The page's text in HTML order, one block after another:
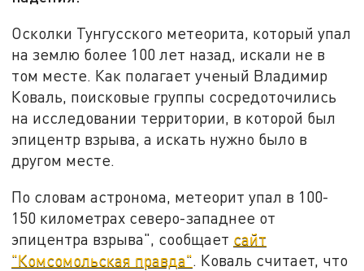
Осколки Тунгусского метеорита, который упал
на землю более 100 лет назад, искали не в
том месте. Как полагает ученый Владимир
Коваль, поисковые группы сосредоточились
на исследовании территории, в которой был
эпицентр взрыва, а искать нужно было в
другом месте.
По словам астронома, метеорит упал в 100-
150 километрах северо-западнее от
эпицентра взрыва", сообщает сайт
"Комсомольская правда". Коваль считает, что